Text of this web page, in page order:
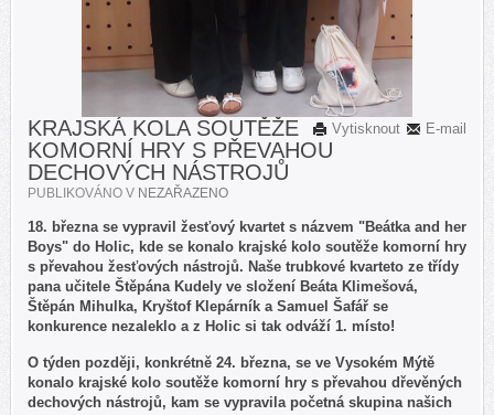
E-mail
Vytisknout
KRAJSKÁ KOLA SOUTĚŽE
KOMORNÍ HRY S PŘEVAHOU
DECHOVÝCH NÁSTROJŮ
PUBLIKOVÁNO V NEZAŘAZENO
18. března se vypravil žesťový kvartet s názvem "Beátka and her
Boys" do Holic, kde se konalo krajské kolo soutěže komorní hry
s převahou žesťových nástrojů. Naše trubkové kvarteto ze třídy
pana učitele Štěpána Kudely ve složení Beáta Klimešová,
Štěpán Mihulka, Kryštof Klepárník a Samuel Šafář se
konkurence nezaleklo a z Holic si tak odváží 1. místo!
O týden později, konkrétně 24. března, se ve Vysokém Mýtě
konalo krajské kolo soutěže komorní hry s převahou dřevěných
dechových nástrojů, kam se vypravila početná skupina našich